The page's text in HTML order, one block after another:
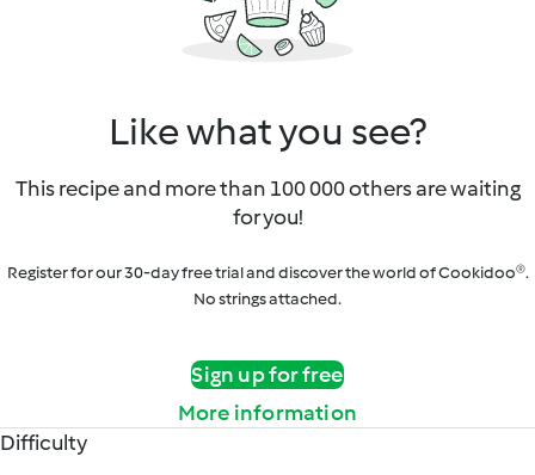
Like what you see?
This recipe and more than 100 000 others are waiting
for you!
Register for our 30-day free trial and discover the world of Cookidoo®.
No strings attached.
Sign up for free
More information
Difficulty